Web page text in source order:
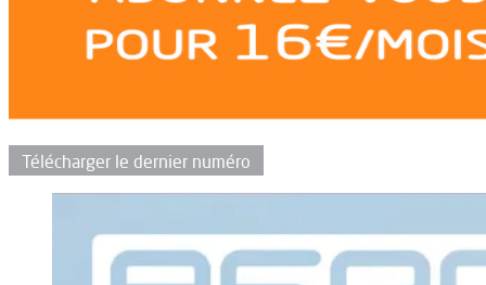
Télécharger le dernier numéro